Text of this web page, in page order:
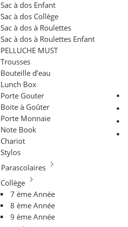
Sac à dos Enfant
Sac à dos Collège
Sac à dos à Roulettes
Sac à dos à Roulettes Enfant
PELLUCHE MUST
Trousses
Bouteille d’eau
Lunch Box
Porte Gouter
Boite à Goûter
Porte Monnaie
Note Book
Chariot
Stylos
Parascolaires
Collège
7 ème Année
8 ème Année
9 ème Année